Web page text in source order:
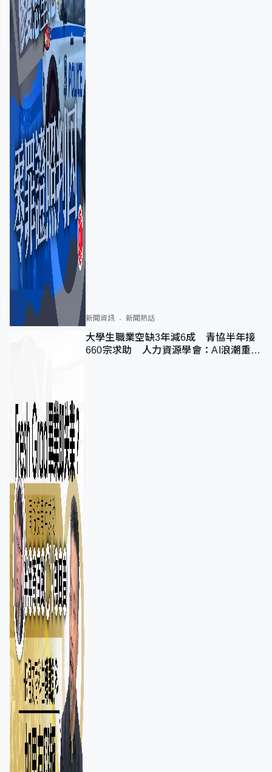
新聞資訊 新聞熱話
大學生職業空缺3年減6成 青協半年接
660宗求助 人力資源學會：AI浪潮重整